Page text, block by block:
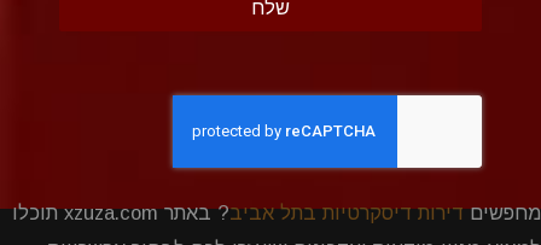
מחפשיםדירות דיסקרטיות בתל אביב
? באתר xzuza.com תוכלו